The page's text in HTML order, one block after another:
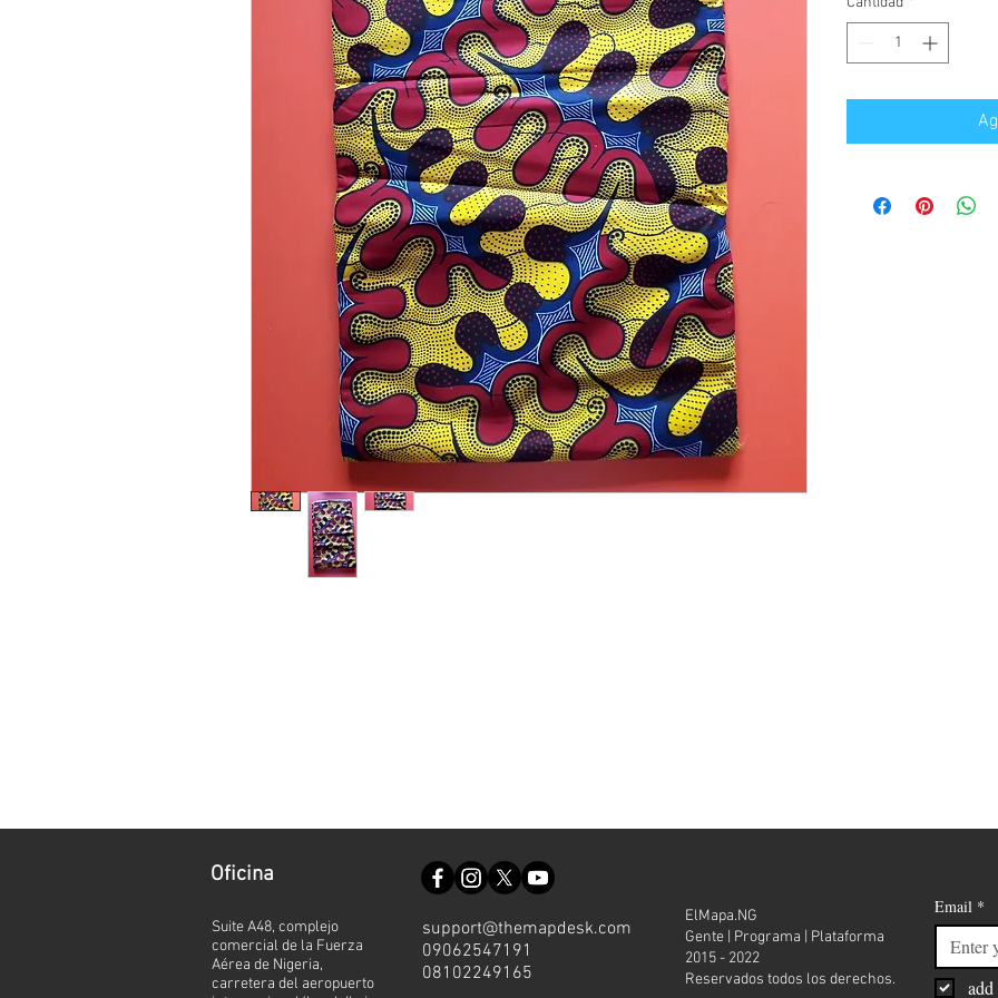
Oficina
Suite A48, complejo
comercial de la Fuerza
Aérea de Nigeria,
carretera del aeropuerto
support@themapdesk.com
09062547191
08102249165
ElMapa.NG
Gente | Programa | Plataforma
2015 - 2022
Reservados todos los derechos.
Email *